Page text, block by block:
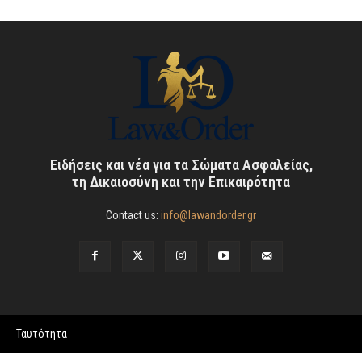
Ειδήσεις και νέα για τα Σώματα Ασφαλείας,
τη Δικαιοσύνη και την Επικαιρότητα
Contact us: info@lawandorder.gr
Ταυτότητα